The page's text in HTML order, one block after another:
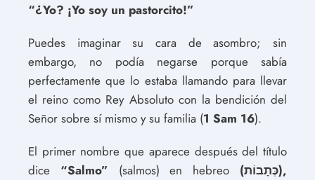
“¿Yo? ¡Yo soy un pastorcito!”
Puedes imaginar su cara de asombro; sin
embargo, no podía negarse porque sabía
perfectamente que lo estaba llamando para llevar
el reino como Rey Absoluto con la bendición del
Señor sobre sí mismo y su familia (1 Sam 16).
El primer nombre que aparece después del título
dice “Salmo” (salmos) en hebreo
(כְּתָבוֹת),